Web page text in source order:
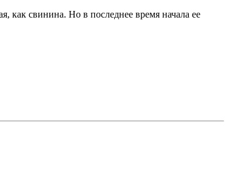
как свинина. Но в последнее время начала ее